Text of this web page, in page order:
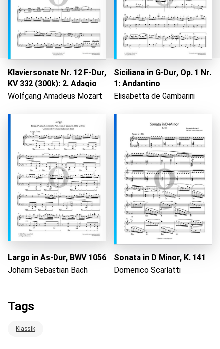
Wird geladen...
Klaviersonate Nr. 12 F-Dur,
KV 332 (300k): 2. Adagio
Wolfgang Amadeus Mozart
Siciliana in G-Dur, Op. 1 Nr.
1: Andantino
Elisabetta de Gambarini
Largo in As-Dur, BWV 1056
Johann Sebastian Bach
Sonata in D Minor, K. 141
Domenico Scarlatti
Tags
Klassik